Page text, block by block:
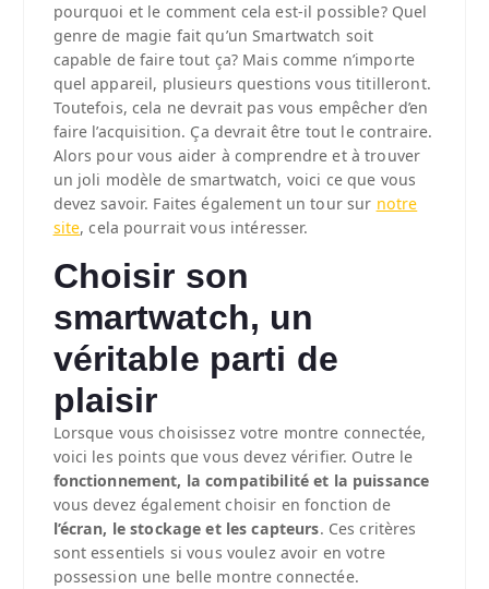
pourquoi et le comment cela est-il possible? Quel
genre de magie fait qu’un Smartwatch soit
capable de faire tout ça? Mais comme n’importe
quel appareil, plusieurs questions vous titilleront.
Toutefois, cela ne devrait pas vous empêcher d’en
faire l’acquisition. Ça devrait être tout le contraire.
Alors pour vous aider à comprendre et à trouver
un joli modèle de smartwatch, voici ce que vous
devez savoir. Faites également un tour sur notre
site, cela pourrait vous intéresser.
Choisir son
smartwatch, un
véritable parti de
plaisir
Lorsque vous choisissez votre montre connectée,
voici les points que vous devez vérifier. Outre le
fonctionnement, la compatibilité et la puissance
vous devez également choisir en fonction de
l’écran, le stockage et les capteurs. Ces critères
sont essentiels si vous voulez avoir en votre
possession une belle montre connectée.